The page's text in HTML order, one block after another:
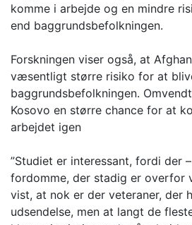
komme i arbejde og en mindre
end baggrundsbefolkningen.
Forskningen viser også, at
væsentligt større risiko for at
baggrundsbefolkningen.
Kosovo en større chance for at
arbejdet igen
”Studiet er interessant, fordi der
fordomme, der stadig er overfor
vist, at nok er der veteraner, der
udsendelse, men at langt de